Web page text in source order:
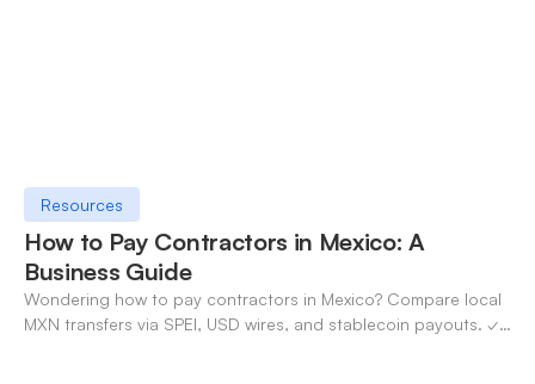
Resources
How to Pay Contractors in Mexico: A
Business Guide
Wondering how to pay contractors in Mexico? Compare local
MXN transfers via SPEI, USD wires, and stablecoin payouts. ✓